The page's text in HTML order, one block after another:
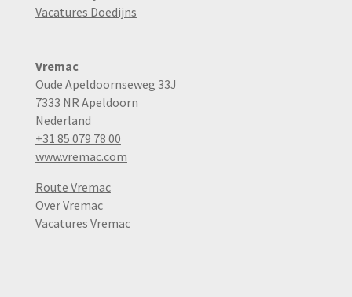
Vacatures Doedijns
Vremac
Oude Apeldoornseweg 33J
7333 NR Apeldoorn
Nederland
+31 85 079 78 00
www.vremac.com
Route Vremac
Over Vremac
Vacatures Vremac